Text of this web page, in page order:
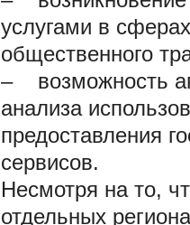
услугами в
общественного
– возможность
анализа
предоставления
сервисов.
Несмотря на то,
отдельных